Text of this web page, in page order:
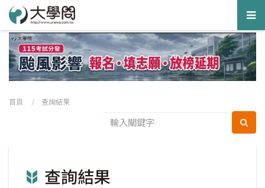
首頁 / 查詢結果
查詢結果